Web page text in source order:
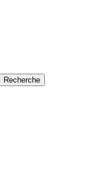
Recherche